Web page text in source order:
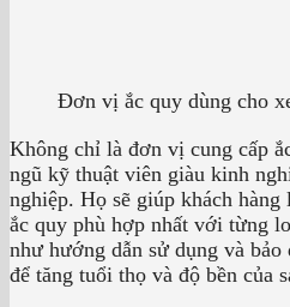
Đơn vị ắc quy dùng cho
Không chỉ là đơn vị cung cấp
ngũ kỹ thuật viên giàu kinh
nghiệp. Họ sẽ giúp khách
ắc quy phù hợp nhất với từng
như hướng dẫn sử dụng và
để tăng tuổi thọ và độ bền của